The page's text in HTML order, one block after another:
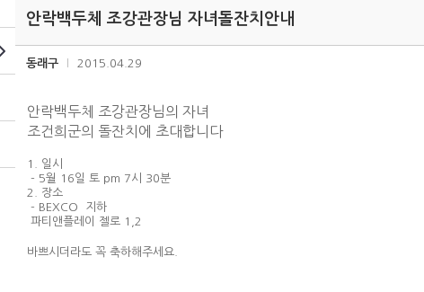
안락백두체 조강관장님 자녀돌잔치안내
동래구 2015.04.29
안락백두체 조강관장님의 자녀
조건희군의 돌잔치에 초대합니다
1. 일시
- 5월 16일 토 pm 7시 30분
2. 장소
- BEXCO 지하
파티앤플레이 젤로 1,2
바쁘시더라도 꼭 축하해주세요.